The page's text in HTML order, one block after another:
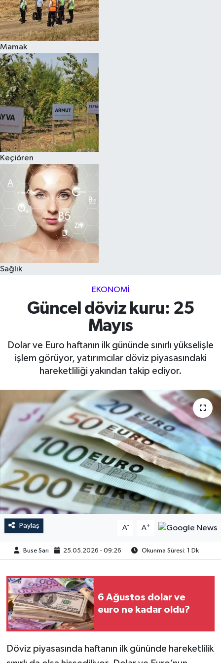
Mamak
Keçiören
Sağlık
EKONOMI
Güncel döviz kuru: 25
Mayıs
Dolar ve Euro haftanın ilk gününde sınırlı yükselişle
işlem görüyor, yatırımcılar döviz piyasasındaki
hareketliliği yakından takip ediyor.
Paylaş A- A+
Buse Sarı 25.05.2026 - 09:26 Okunma Süresi: 1 Dk
6 Ağustos dolar ve
euro ne kadar oldu?
Döviz piyasasında haftanın ilk gününde hareketlilik